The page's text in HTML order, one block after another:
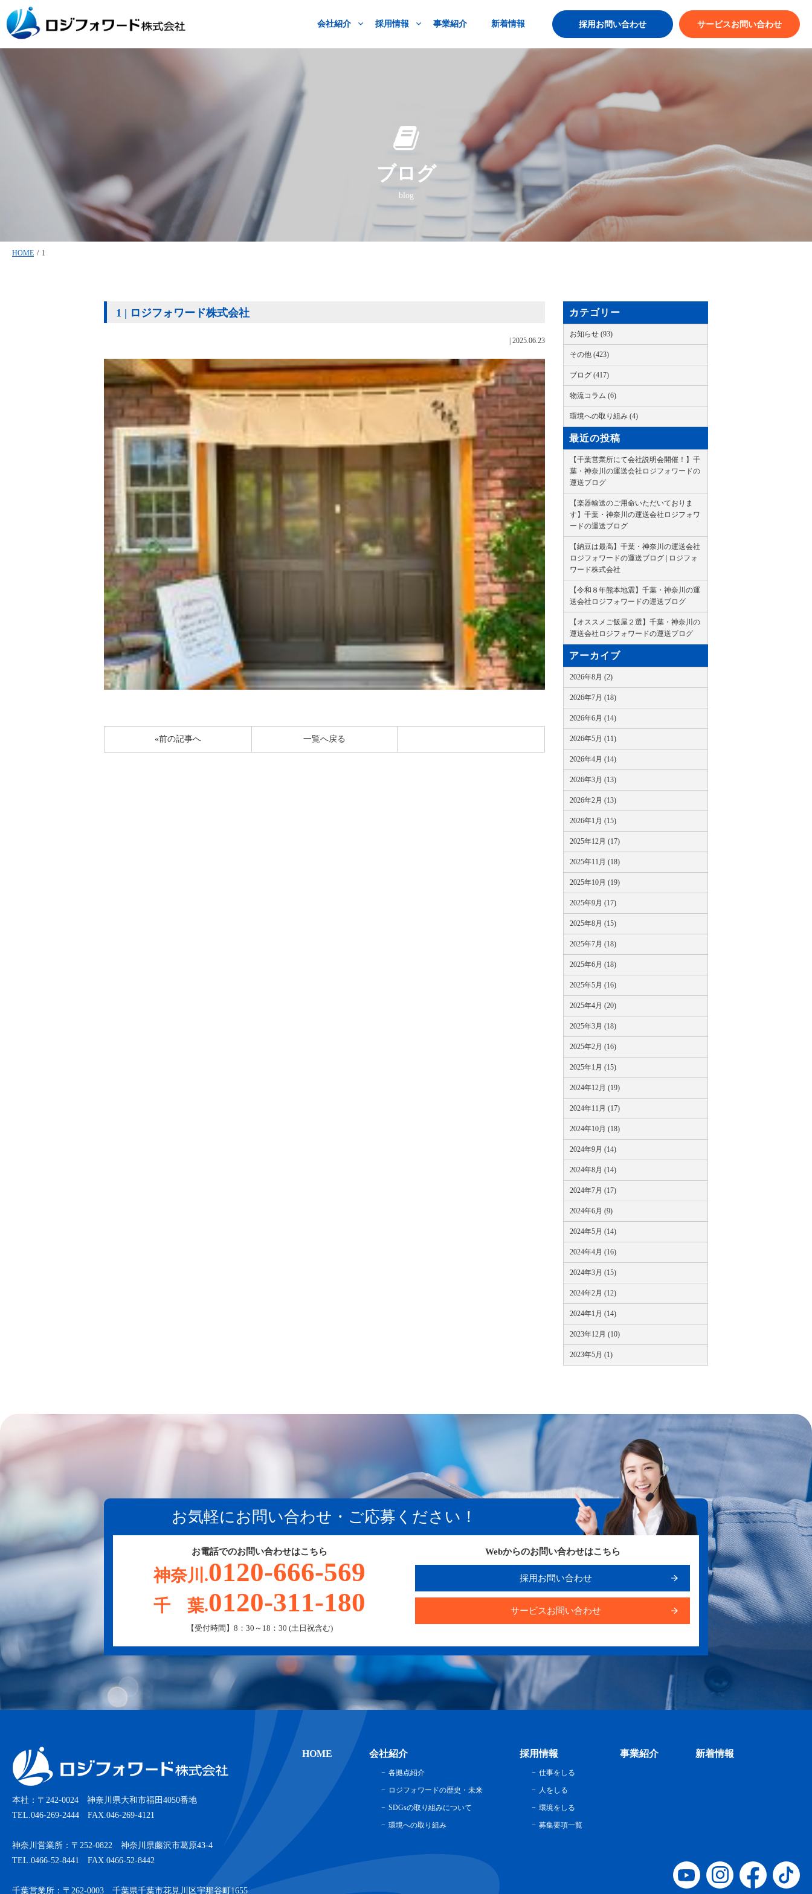
会社紹介 採用情報 事業紹介 新着情報 採用お問い合わせ サービスお問い合わせ
ブログ
blog
HOME / 1
1 | ロジフォワード株式会社
2025.06.23
«前の記事へ 一覧へ戻る
カテゴリー
お知らせ (93)
その他 (423)
ブログ (417)
物流コラム (6)
環境への取り組み (4)
最近の投稿
【千葉営業所にて会社説明会開催！】千
葉・神奈川の運送会社ロジフォワードの
運送ブログ
【楽器輸送のご用命いただいておりま
す】千葉・神奈川の運送会社ロジフォワ
ードの運送ブログ
【納豆は最高】千葉・神奈川の運送会社
ロジフォワードの運送ブログ | ロジフォ
ワード株式会社
【令和８年熊本地震】千葉・神奈川の運
送会社ロジフォワードの運送ブログ
【オススメご飯屋２選】千葉・神奈川の
運送会社ロジフォワードの運送ブログ
アーカイブ
2026年8月 (2)
2026年7月 (18)
2026年6月 (14)
2026年5月 (11)
2026年4月 (14)
2026年3月 (13)
2026年2月 (13)
2026年1月 (15)
2025年12月 (17)
2025年11月 (18)
2025年10月 (19)
2025年9月 (17)
2025年8月 (15)
2025年7月 (18)
2025年6月 (18)
2025年5月 (16)
2025年4月 (20)
2025年3月 (18)
2025年2月 (16)
2025年1月 (15)
2024年12月 (19)
2024年11月 (17)
2024年10月 (18)
2024年9月 (14)
2024年8月 (14)
2024年7月 (17)
2024年6月 (9)
2024年5月 (14)
2024年4月 (16)
2024年3月 (15)
2024年2月 (12)
2024年1月 (14)
2023年12月 (10)
2023年5月 (1)
お気軽にお問い合わせ・ご応募ください！
お電話でのお問い合わせはこちら
神奈川.0120-666-569
千 葉.0120-311-180
【受付時間】8：30～18：30 (土日祝含む)
Webからのお問い合わせはこちら
採用お問い合わせ
サービスお問い合わせ
本社：〒242-0024 神奈川県大和市福田4050番地
TEL.046-269-2444 FAX.046-269-4121
神奈川営業所：〒252-0822 神奈川県藤沢市葛原43-4
TEL.0466-52-8441 FAX.0466-52-8442
千葉営業所：〒262-0003 千葉県千葉市花見川区宇那谷町1655
HOME 会社紹介
各拠点紹介
ロジフォワードの歴史・未来
SDGsの取り組みについて
環境への取り組み
採用情報
仕事をしる
人をしる
環境をしる
募集要項一覧
事業紹介 新着情報